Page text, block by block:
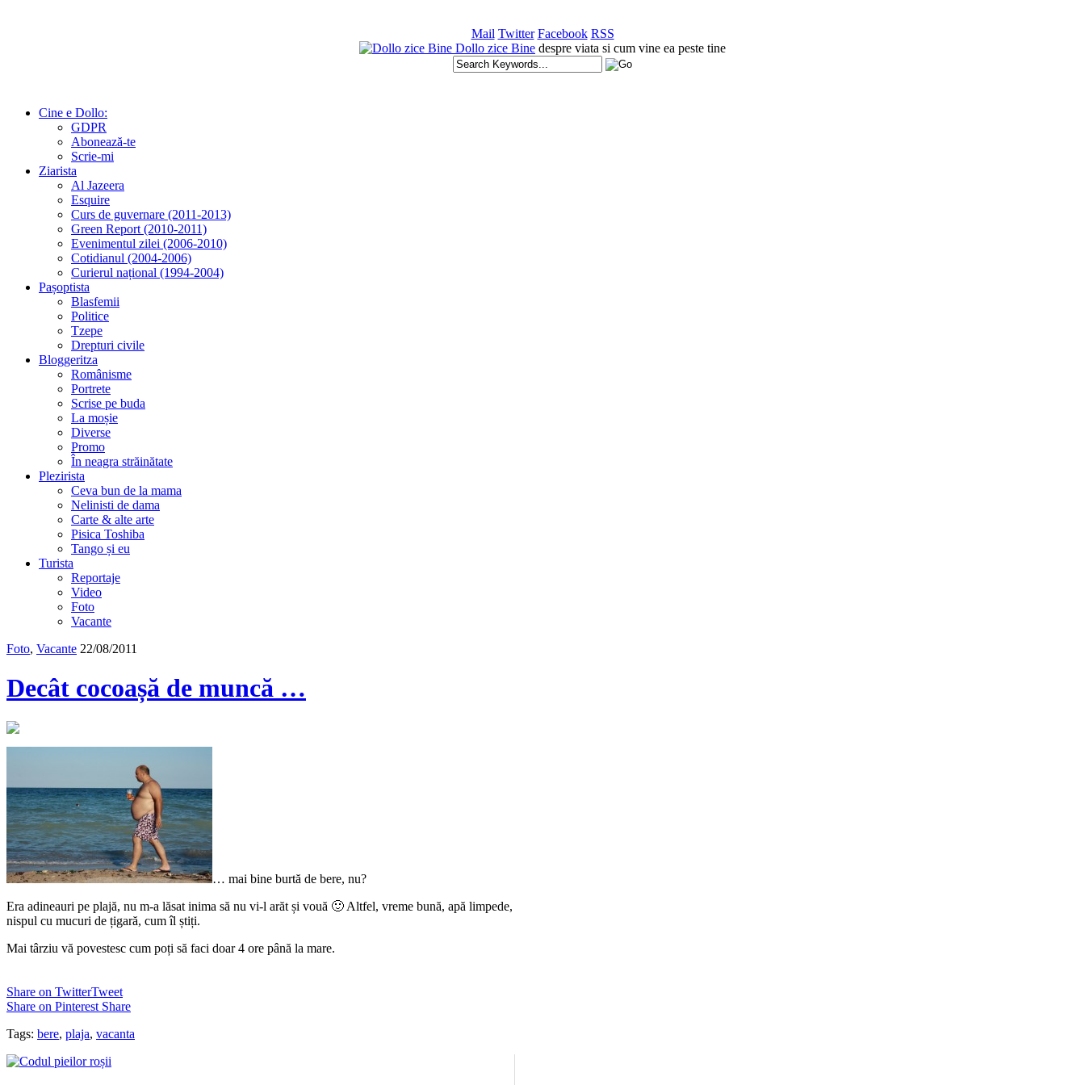
Mail Twitter Facebook RSS
Dollo zice Bine despre viata si cum vine ea peste tine
Cine e Dollo:
GDPR
Abonează-te
Scrie-mi
Ziarista
Al Jazeera
Esquire
Curs de guvernare (2011-2013)
Green Report (2010-2011)
Evenimentul zilei (2006-2010)
Cotidianul (2004-2006)
Curierul național (1994-2004)
Pașoptista
Blasfemii
Politice
Tzepe
Drepturi civile
Bloggeritza
Românisme
Portrete
Scrise pe buda
La moșie
Diverse
Promo
În neagra străinătate
Plezirista
Ceva bun de la mama
Nelinisti de dama
Carte & alte arte
Pisica Toshiba
Tango și eu
Turista
Reportaje
Video
Foto
Vacante
Foto, Vacante 22/08/2011
Decât cocoașă de muncă …
… mai bine burtă de bere, nu?
Era adineauri pe plajă, nu m-a lăsat inima să nu vi-l arăt și vouă 🙂 Altfel, vreme bună, apă limpede,
nispul cu mucuri de țigară, cum îl știți.
Mai târziu vă povestesc cum poți să faci doar 4 ore până la mare.
Share on TwitterTweet
Share on Pinterest Share
Tags: bere, plaja, vacanta